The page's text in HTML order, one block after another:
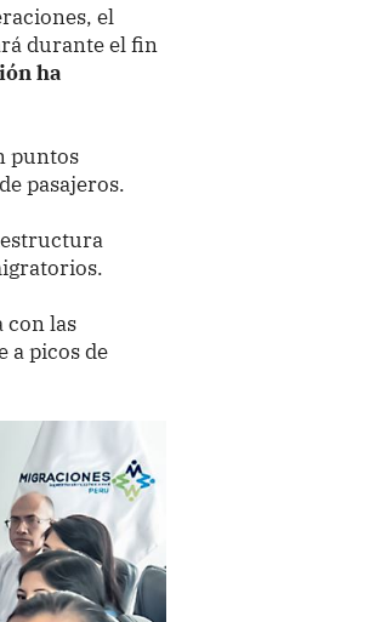
el
durante el fin
ha
puntos
pasajeros.
las
a picos de